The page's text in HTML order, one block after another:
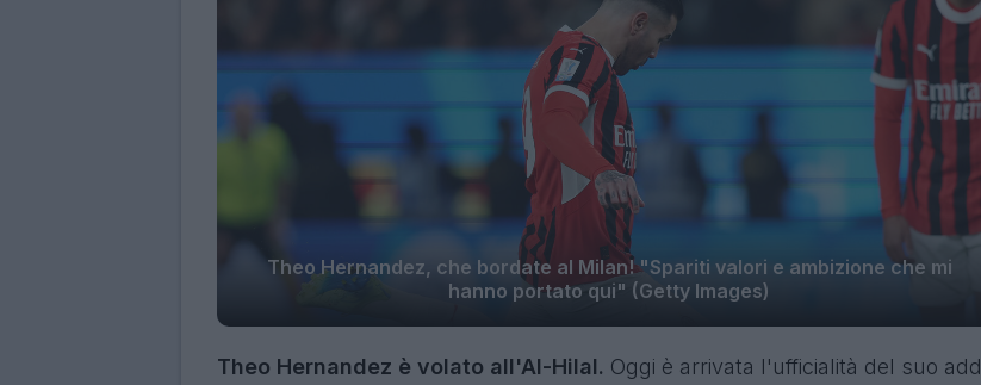
Theo Hernandez, che bordate al Milan! "Spariti valori e ambizione che mi
hanno portato qui" (Getty Images)
Theo Hernandez è volato all'Al-Hilal. Oggi è arrivata l'ufficialità del suo